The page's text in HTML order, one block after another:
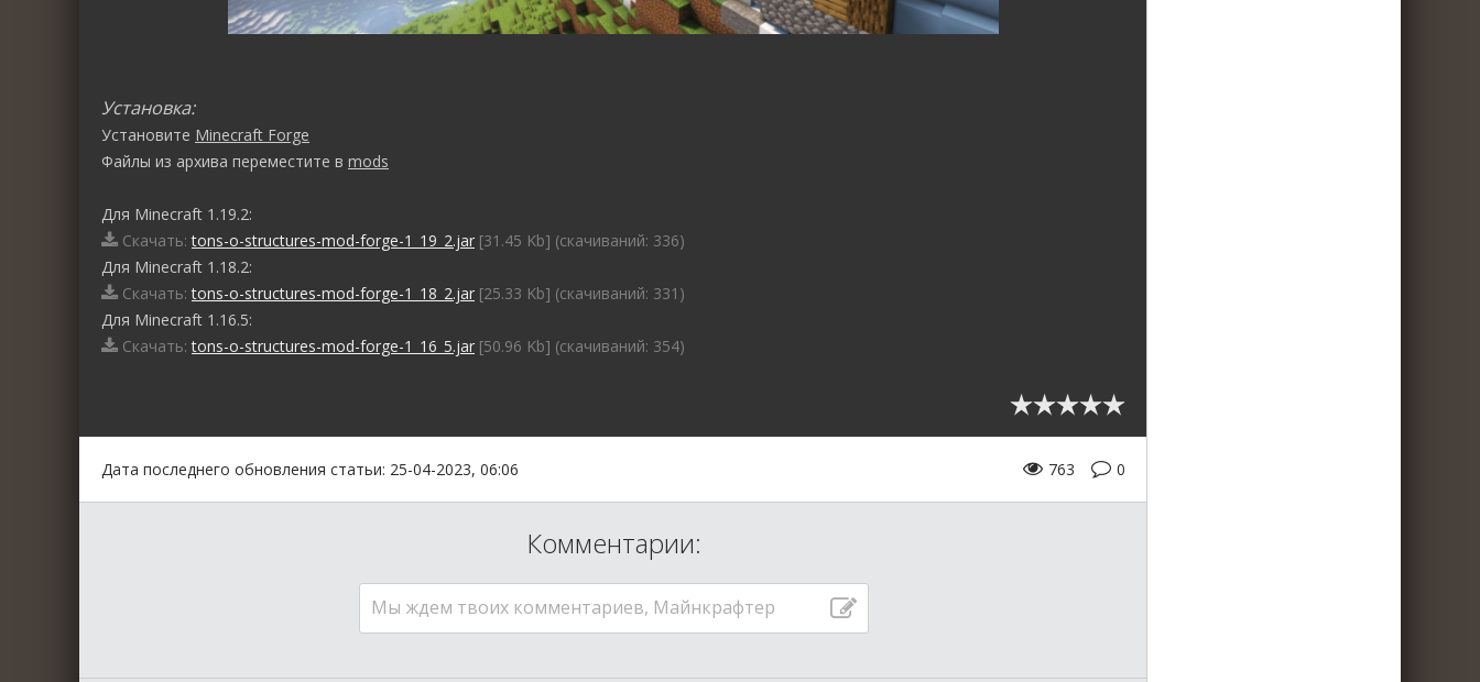
Установка:
Установите Minecraft Forge
Файлы из архива переместите в mods
Для Minecraft 1.19.2:
Скачать:tons-o-structures-mod-forge-1_19_2.jar [31.45 Kb] (cкачиваний: 336)
Для Minecraft 1.18.2:
Скачать:tons-o-structures-mod-forge-1_18_2.jar [25.33 Kb] (cкачиваний: 331)
Для Minecraft 1.16.5:
Скачать:tons-o-structures-mod-forge-1_16_5.jar [50.96 Kb] (cкачиваний: 354)
Дата последнего обновления статьи: 25-04-2023, 06:06 0
763
Комментарии:
Мы ждем твоих комментариев, Майнкрафтер